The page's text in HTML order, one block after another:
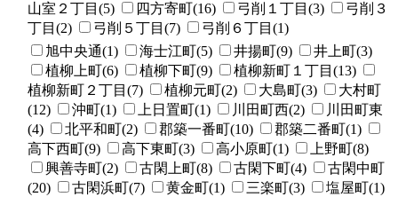
山室２丁目(5)
四方寄町(16) 弓削１丁目(3)
弓削３
丁目(2)
弓削５丁目(7) 弓削６丁目(1)
旭中央通(1) 海士江町(5) 井揚町(9)
井上町(3)
植柳上町(6)
植柳下町(9)
植柳新町１丁目(13)
植柳新町２丁目(7)
植柳元町(2) 大島町(3)
大村町
(12)
沖町(1) 上日置町(1) 川田町西(2)
川田町東
(4)
北平和町(2) 郡築一番町(10)
郡築二番町(1)
高下西町(9)
高下東町(3) 高小原町(1)
上野町(8)
興善寺町(2)
古閑上町(8) 古閑下町(4)
古閑中町
(20)
古閑浜町(7) 黄金町(1) 三楽町(3)
塩屋町(1)